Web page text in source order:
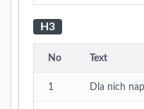
H3
No Text
1 Dla nich